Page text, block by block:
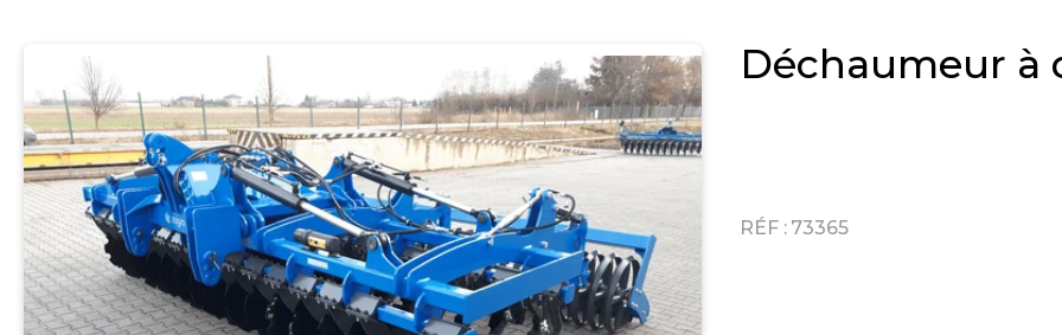
Déchaumeur à
RÉF : 73365